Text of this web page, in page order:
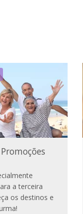
a terceira
os destinos e